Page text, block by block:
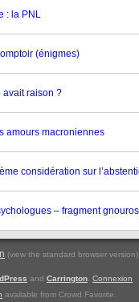
: la PNL
(énigmes)
avait raison ?
amours macroniennes
considération sur
– fragment
(view the standard browser version)
and Carrington Connexion
available from Crowd Favorite.